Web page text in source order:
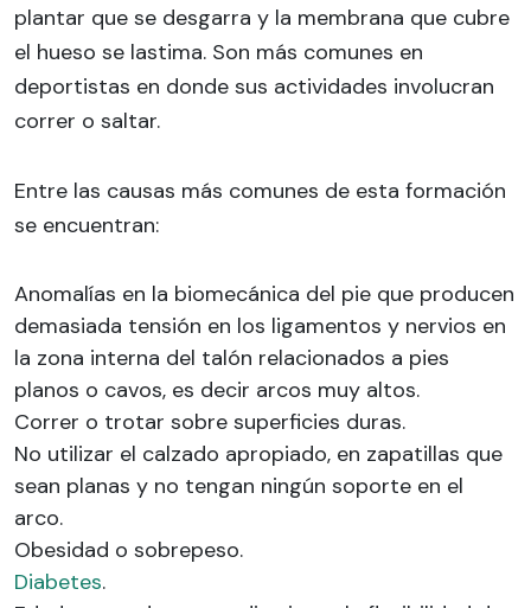
plantar que se desgarra y la membrana que cubre
el hueso se lastima. Son más comunes en
deportistas en donde sus actividades involucran
correr o saltar.
Entre las causas más comunes de esta formación
se encuentran:
Anomalías en la biomecánica del pie que producen
demasiada tensión en los ligamentos y nervios en
la zona interna del talón relacionados a pies
planos o cavos, es decir arcos muy altos.
Correr o trotar sobre superficies duras.
No utilizar el calzado apropiado, en zapatillas que
sean planas y no tengan ningún soporte en el
arco.
Obesidad o sobrepeso.
Diabetes.